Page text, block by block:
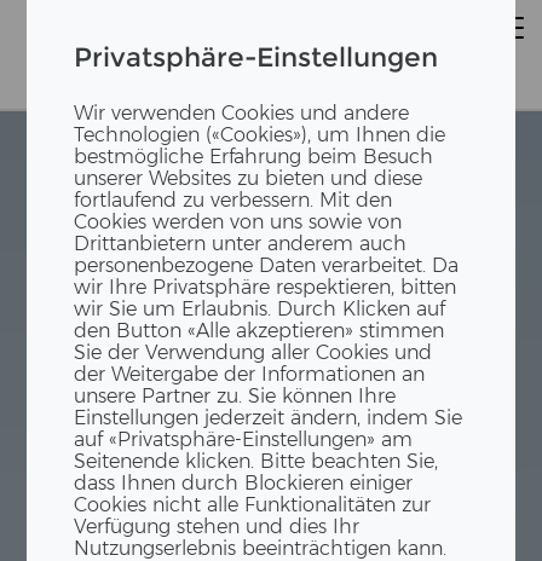
Privatsphäre-Einstellungen
Wir verwenden Cookies und andere
Technologien («Cookies»), um Ihnen die
bestmögliche Erfahrung beim Besuch
unserer Websites zu bieten und diese
fortlaufend zu verbessern. Mit den
Cookies werden von uns sowie von
Drittanbietern unter anderem auch
personenbezogene Daten verarbeitet. Da
wir Ihre Privatsphäre respektieren, bitten
wir Sie um Erlaubnis. Durch Klicken auf
den Button «Alle akzeptieren» stimmen
Sie der Verwendung aller Cookies und
der Weitergabe der Informationen an
unsere Partner zu. Sie können Ihre
Einstellungen jederzeit ändern, indem Sie
auf «Privatsphäre-Einstellungen» am
Seitenende klicken. Bitte beachten Sie,
dass Ihnen durch Blockieren einiger
Cookies nicht alle Funktionalitäten zur
Verfügung stehen und dies Ihr
Nutzungserlebnis beeinträchtigen kann.